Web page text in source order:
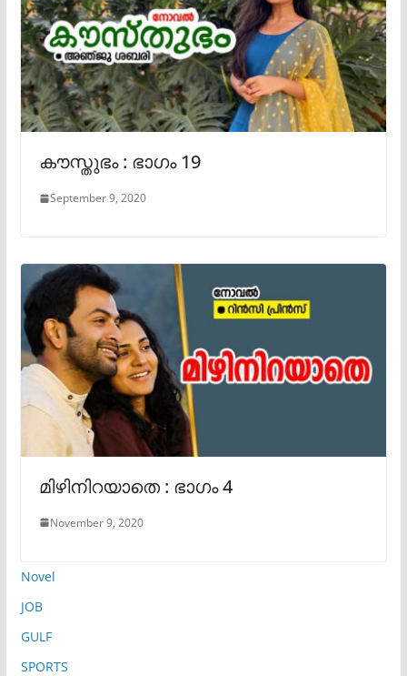
കൗസ്തുഭം : ഭാഗം 19
September 9, 2020
മിഴിനിറയാതെ : ഭാഗം 4
November 9, 2020
Novel
JOB
GULF
SPORTS